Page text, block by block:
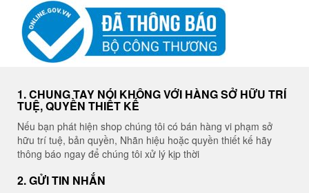
1. CHUNG TAY NÓI KHÔNG VỚI HÀNG SỞ HỮU TRÍ
TUỆ, QUYỀN THIẾT KẾ
Nếu bạn phát hiện shop chúng tôi có bán hàng vi phạm sở
hữu trí tuệ, bản quyền, Nhãn hiệu hoặc quyền thiết kế hãy
thông báo ngay để chúng tôi xử lý kịp thời
2. GỬI TIN NHẮN